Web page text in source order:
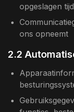
opgeslagen
ons opneemt
2.2